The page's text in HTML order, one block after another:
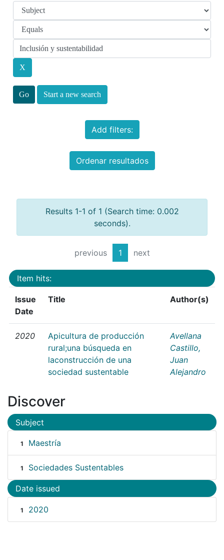
Start a new search
Add filters:
Ordenar resultados
Results 1-1 of 1 (Search time: 0.002
seconds).
previous 1 next
Item hits:
Issue
Date
Title Author(s)
2020
Apicultura de producción
rural;una búsqueda en
laconstrucción de una
sociedad sustentable
Avellana
Castillo,
Juan
Alejandro
Discover
Subject
1 Maestría
1 Sociedades Sustentables
Date issued
1 2020